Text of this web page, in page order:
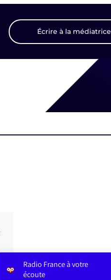
Écrire à la médiatrice
Radio France à votre
écoute